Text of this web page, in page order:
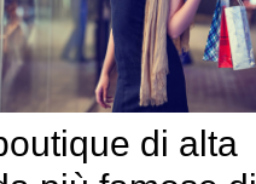
di alta